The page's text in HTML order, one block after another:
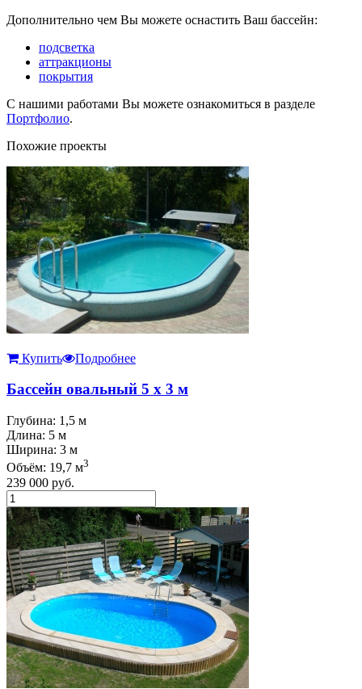
Дополнительно чем Вы можете оснастить Ваш бассейн:
подсветка
аттракционы
покрытия
С нашими работами Вы можете ознакомиться в разделе
Портфолио.
Похожие проекты
Купить Подробнее
Бассейн овальный 5 х 3 м
Глубина: 1,5 м
Длина: 5 м
Ширина: 3 м
Объём: 19,7 м3
239 000 руб.